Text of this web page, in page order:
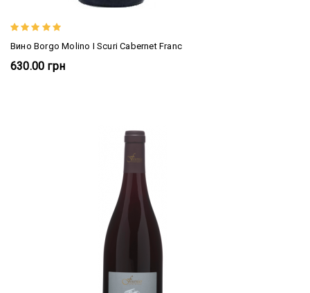
Вино Borgo Molino I Scuri Cabernet Franc
630.00 грн